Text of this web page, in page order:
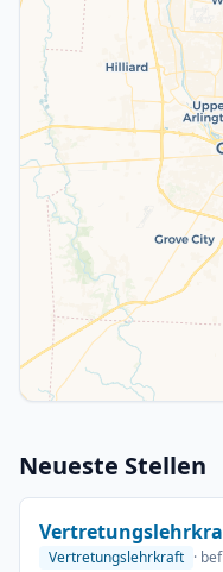
Neueste Stellen
Vertretungslehrkraft ·